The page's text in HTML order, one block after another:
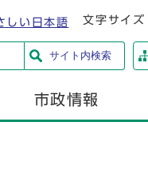
しい日本語 文字サイズ
サイト内検索
市政情報